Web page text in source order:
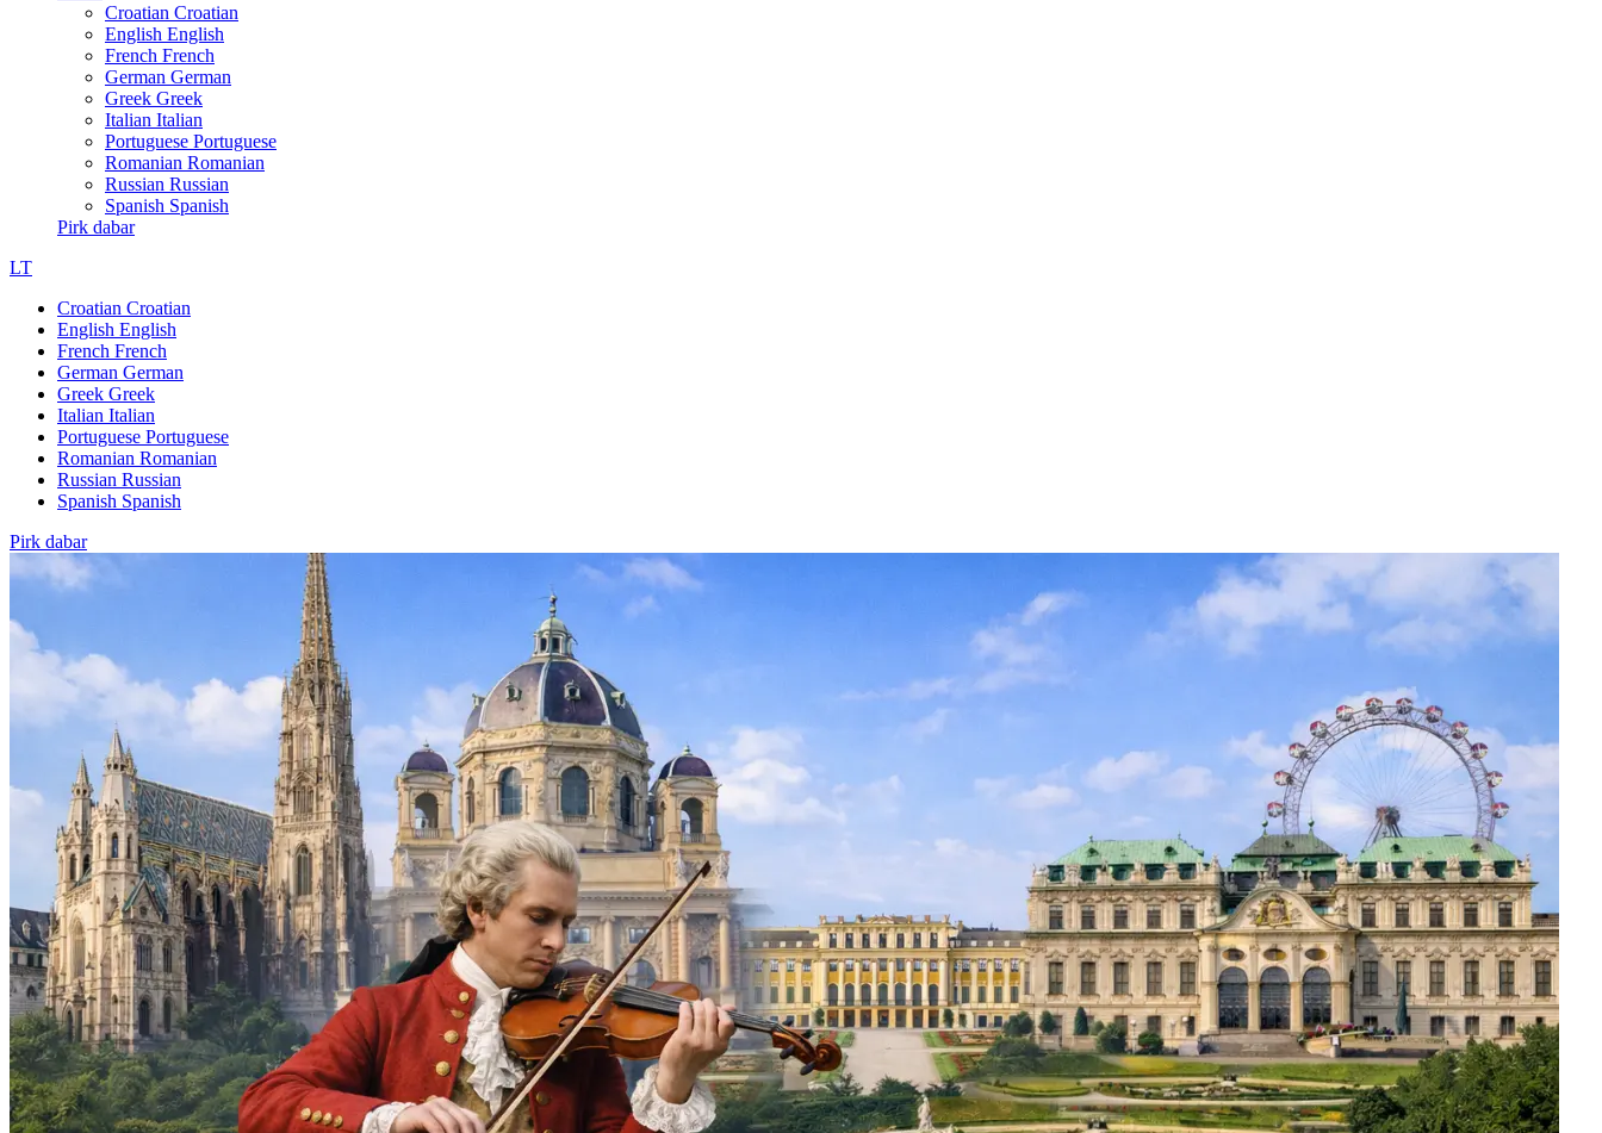
Croatian Croatian
English English
French French
German German
Greek Greek
Italian Italian
Portuguese Portuguese
Romanian Romanian
Russian Russian
Spanish Spanish
Pirk dabar
LT
Croatian Croatian
English English
French French
German German
Greek Greek
Italian Italian
Portuguese Portuguese
Romanian Romanian
Russian Russian
Spanish Spanish
Pirk dabar